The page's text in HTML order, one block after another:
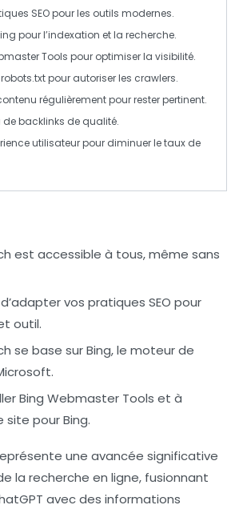
SEOpour les outils modernes.
pour l’indexation et la recherche.
Tools pour optimiser la visibilité.
robots.txtpour autoriser les crawlers.
régulièrement pour rester pertinent.
debacklinks de qualité.
utilisateurpour diminuer le taux de
est accessible à tous, même sans
vos pratiques SEO pour
outil.
se base sur Bing, le moteur de
Bing Webmaster Tools et à
pour Bing.
une avancée significative
la recherche en ligne, fusionnant
avec des informations